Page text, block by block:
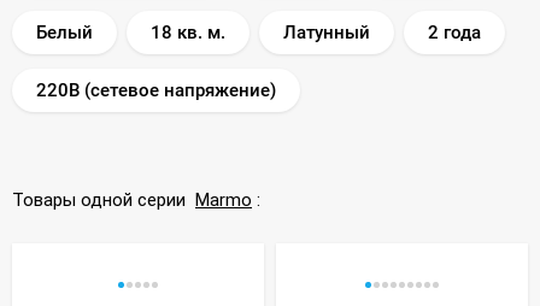
Белый 18 кв. м. Латунный 2 года
220В (сетевое напряжение)
Товары одной серии Marmo :